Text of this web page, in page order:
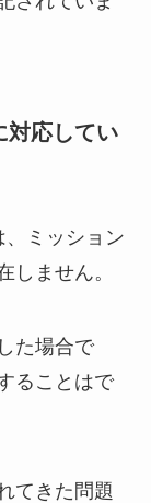
対応してい
、ミッション
しません。
た場合で
ることはで
てきた問題